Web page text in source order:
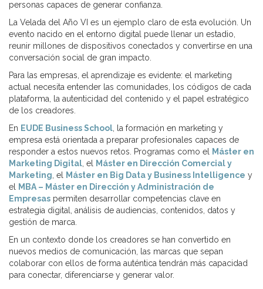
personas capaces de generar confianza.
La Velada del Año VI es un ejemplo claro de esta evolución. Un
evento nacido en el entorno digital puede llenar un estadio,
reunir millones de dispositivos conectados y convertirse en una
conversación social de gran impacto.
Para las empresas, el aprendizaje es evidente: el marketing
actual necesita entender las comunidades, los códigos de cada
plataforma, la autenticidad del contenido y el papel estratégico
de los creadores.
En EUDE Business School , la formación en marketing y
empresa está orientada a preparar profesionales capaces de
responder a estos nuevos retos. Programas como el
Máster en
Marketing Digital , el
Máster en Dirección Comercial y
Marketing , el Máster en Big Data y Business Intelligence y
el
MBA – Máster en Dirección y Administración de
Empresas permiten desarrollar competencias clave en
estrategia digital, análisis de audiencias, contenidos, datos y
gestión de marca.
En un contexto donde los creadores se han convertido en
nuevos medios de comunicación, las marcas que sepan
colaborar con ellos de forma auténtica tendrán más capacidad
para conectar, diferenciarse y generar valor.